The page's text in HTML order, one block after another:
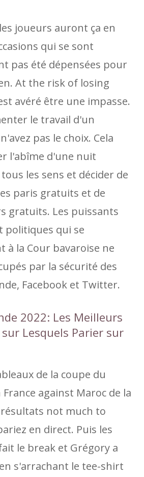
joueurs auront ça en
qui se sont
pas été dépensées pour
At the risk of losing
avéré être une impasse.
le travail d'un
pas le choix. Cela
l'abîme d'une nuit
les sens et décider de
paris gratuits et de
gratuits. Les puissants
politiques qui se
à la Cour bavaroise ne
par la sécurité des
Facebook et Twitter.
2022: Les Meilleurs
Lesquels Parier sur
de la coupe du
against Maroc de la
not much to
en direct. Puis les
le break et Grégory a
s'arrachant le tee-shirt